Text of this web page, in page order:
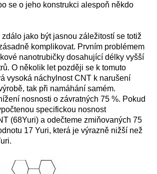
se o jeho konstrukci alespoň někdo
jako být jasnou záležitostí se totiž
komplikovat. Prvním problémem
nanotrubičky dosahující délky vyšší
O několik let později se k tomuto
vysoká náchylnost CNT k narušení
tak při namáhání samém.
nosnosti o závratných 75 %. Pokud
specifickou nosnost
(68Yuri) a odečteme zmiňovaných 75
17 Yuri, která je výrazně nižší než